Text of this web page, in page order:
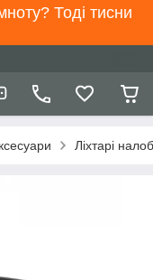
Тоді тисни
Ліхтарі